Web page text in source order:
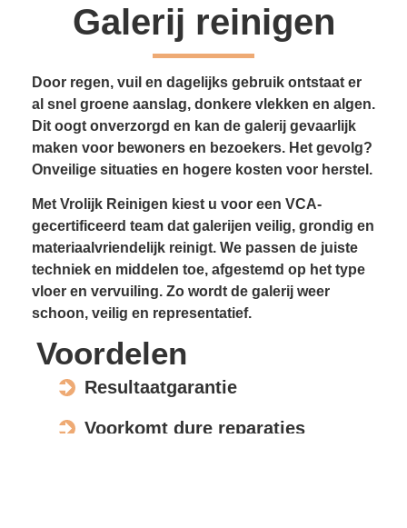
Galerij reinigen
Door regen, vuil en dagelijks gebruik ontstaat er
al snel groene aanslag, donkere vlekken en algen.
Dit oogt onverzorgd en kan de galerij gevaarlijk
maken voor bewoners en bezoekers. Het gevolg?
Onveilige situaties en hogere kosten voor herstel.
Met Vrolijk Reinigen kiest u voor een VCA-
gecertificeerd team dat galerijen veilig, grondig en
materiaalvriendelijk reinigt. We passen de juiste
techniek en middelen toe, afgestemd op het type
vloer en vervuiling. Zo wordt de galerij weer
schoon, veilig en representatief.
Voordelen
Resultaatgarantie
Voorkomt dure reparaties